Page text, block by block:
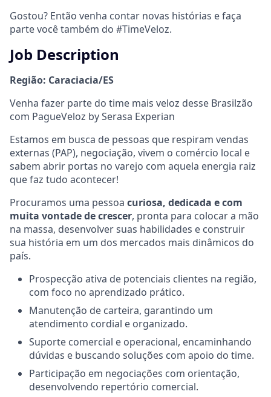
Gostou? Então venha contar novas histórias e faça
parte você também do #TimeVeloz.
Job Description
Região: Caraciacia/ES
Venha fazer parte do time mais veloz desse Brasilzão
com PagueVeloz by Serasa Experian
Estamos em busca de pessoas que respiram vendas
externas (PAP), negociação, vivem o comércio local e
sabem abrir portas no varejo com aquela energia raiz
que faz tudo acontecer!
Procuramos uma pessoa curiosa, dedicada e com
muita vontade de crescer, pronta para colocar a mão
na massa, desenvolver suas habilidades e construir
sua história em um dos mercados mais dinâmicos do
país.
Prospecção ativa de potenciais clientes na região,
com foco no aprendizado prático.
Manutenção de carteira, garantindo um
atendimento cordial e organizado.
Suporte comercial e operacional, encaminhando
dúvidas e buscando soluções com apoio do time.
Participação em negociações com orientação,
desenvolvendo repertório comercial.